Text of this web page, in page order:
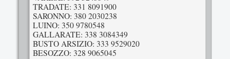
TRADATE: 331 8091900
SARONNO: 380 2030238
LUINO: 350 9780548
GALLARATE: 338 3084349
BUSTO ARSIZIO: 333 9529020
BESOZZO: 328 9065045